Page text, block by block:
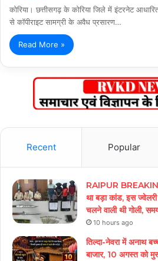
कोरिया। छत्तीसगढ़ के कोरिया जिले में इंटरनेट
से कॉपीराइट सामग्री के अवैध प्रसारण…
Read More »
Recent Popular
RAIPUR
था बड़ा कांड, इस
चलने वाली थी गोली,
10 hours ago
तिल्दा-नेवरा में अनाथ
बाजार, 10 अगस्त को